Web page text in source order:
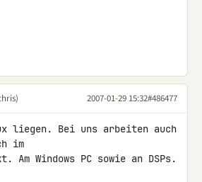
2007-01-29 15:32#486477
liegen. Bei uns arbeiten auch
im
Am Windows PC sowie an DSPs.